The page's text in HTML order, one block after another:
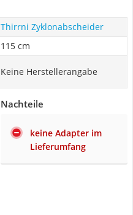
Thirrni Zyklonabscheider
115 cm
Keine Herstellerangabe
Nachteile
keine Adapter im
Lieferumfang